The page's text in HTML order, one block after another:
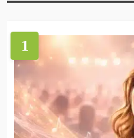
1